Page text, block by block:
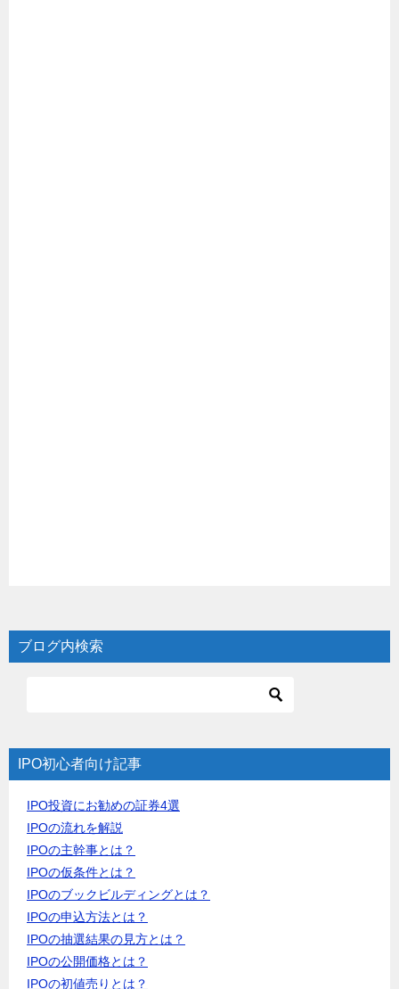
ブログ内検索
IPO初心者向け記事
IPO投資にお勧めの証券4選
IPOの流れを解説
IPOの主幹事とは？
IPOの仮条件とは？
IPOのブックビルディングとは？
IPOの申込方法とは？
IPOの抽選結果の見方とは？
IPOの公開価格とは？
IPOの初値売りとは？